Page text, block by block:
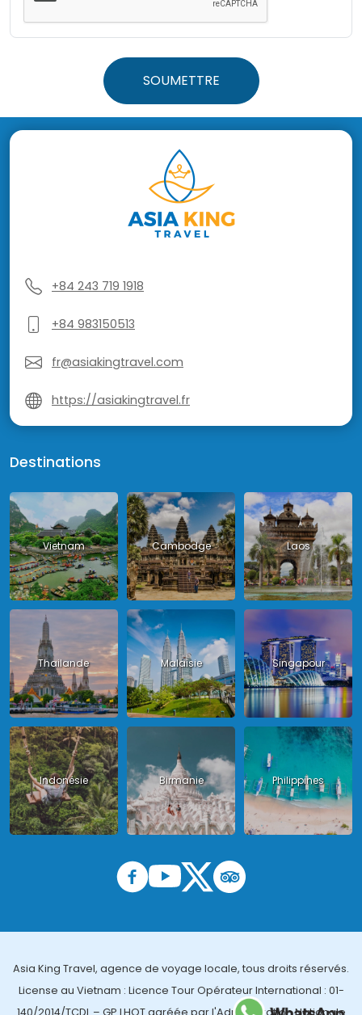
SOUMETTRE
+84 243 719 1918
+84 983150513
fr@asiakingtravel.com
https://asiakingtravel.fr
Destinations
Vietnam Cambodge Laos
Thailande Malaisie Singapour
Indonésie Birmanie Philippines
Asia King Travel, agence de voyage locale, tous droits réservés.
License au Vietnam : Licence Tour Opérateur International : 01-
140/2014/TCDL – GP LHQT agréée par l'Administration Nationale